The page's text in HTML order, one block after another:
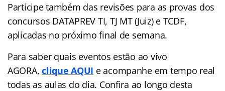
Participe também das revisões para as provas dos
concursos DATAPREV TI, TJ MT (Juiz) e TCDF,
aplicadas no próximo final de semana.
Para saber quais eventos estão ao vivo
AGORA,clique AQUI e acompanhe em tempo real
todas as aulas do dia. Confira ao longo desta